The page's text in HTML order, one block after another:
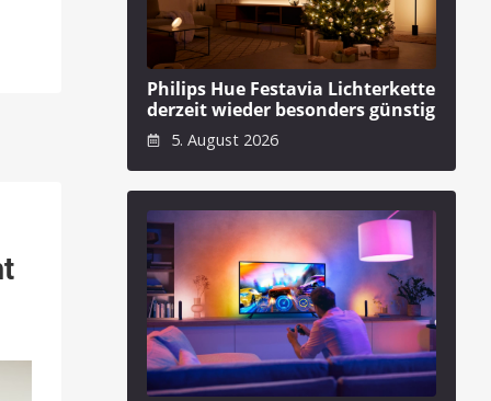
Philips Hue Festavia Lichterkette
derzeit wieder besonders günstig
5. August 2026